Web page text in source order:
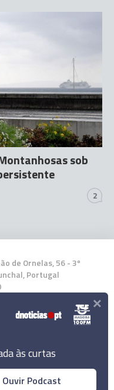
sob
2
de Ornelas, 56 - 3º
Portugal
App
às curtas
Ouvir Podcast
×